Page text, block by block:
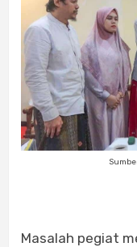
Masalah pegiat